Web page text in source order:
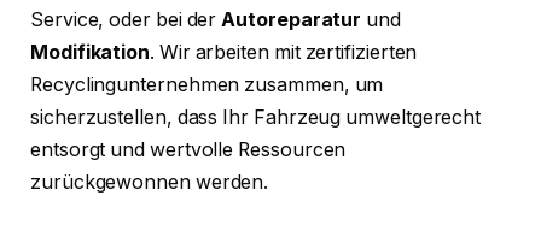
Service, oder bei der Autoreparatur und
Modifikation. Wir arbeiten mit zertifizierten
Recyclingunternehmen zusammen, um
sicherzustellen, dass Ihr Fahrzeug umweltgerecht
entsorgt und wertvolle Ressourcen
zurückgewonnen werden.